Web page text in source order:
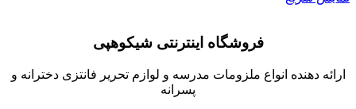
فروشگاه اینترنتی شیکوهپی
ارائه دهنده انواع ملزومات مدرسه و لوازم تحریر فانتزی دخترانه و
پسرانه